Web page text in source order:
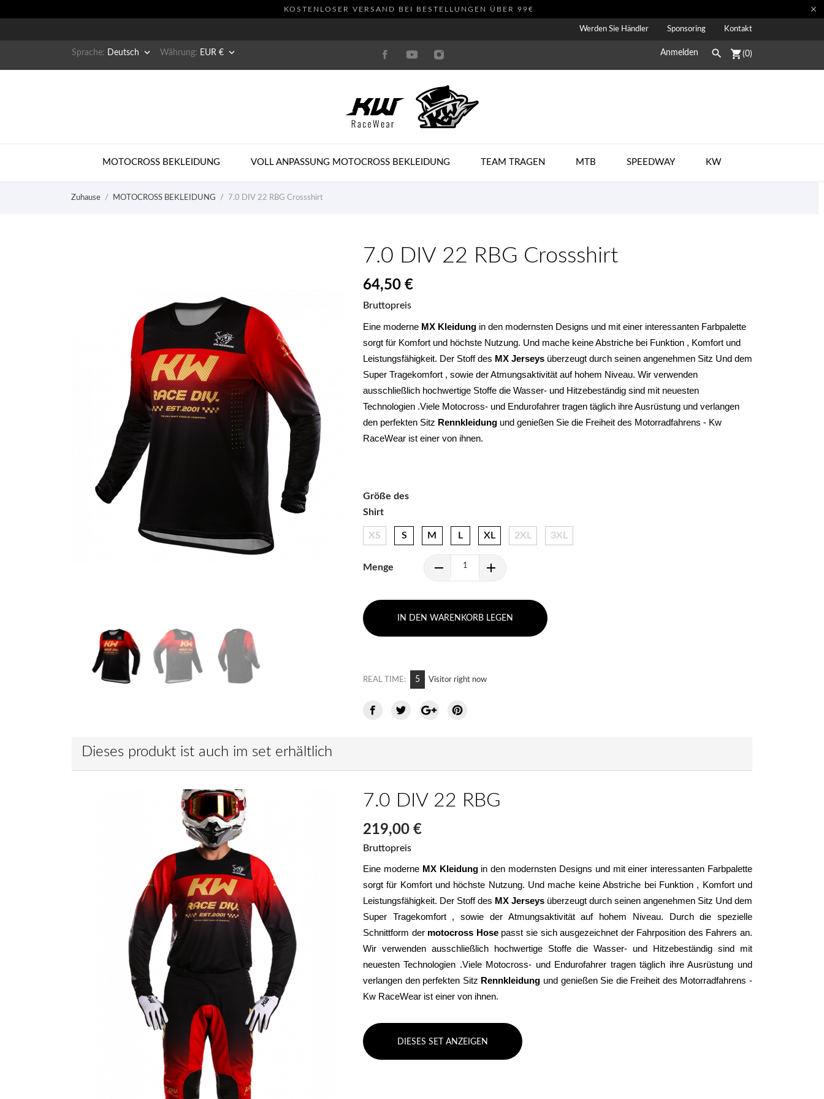
KOSTENLOSER VERSAND BEI BESTELLUNGEN ÜBER 99€ 
Werden Sie Händler Sponsoring Kontakt
Sprache: Deutsch  Währung: EUR €  Anmelden  shopping_cart(0)
MOTOCROSS BEKLEIDUNG VOLL ANPASSUNG MOTOCROSS BEKLEIDUNG TEAM TRAGEN MTB SPEEDWAY KW
Zuhause MOTOCROSS BEKLEIDUNG 7.0 DIV 22 RBG Crossshirt
7.0 DIV 22 RBG Crossshirt
64,50 €
Bruttopreis
Eine moderne MX Kleidung in den modernsten Designs und mit einer interessanten Farbpalette
sorgt für Komfort und höchste Nutzung. Und mache keine Abstriche bei Funktion , Komfort und
Leistungsfähigkeit. Der Stoff des MX Jerseys überzeugt durch seinen angenehmen Sitz Und dem
Super Tragekomfort , sowie der Atmungsaktivität auf hohem Niveau. Wir verwenden
ausschließlich hochwertige Stoffe die Wasser- und Hitzebeständig sind mit neuesten
Technologien .Viele Motocross- und Endurofahrer tragen täglich ihre Ausrüstung und verlangen
den perfekten Sitz Rennkleidung und genießen Sie die Freiheit des Motorradfahrens - Kw
RaceWear ist einer von ihnen.
Größe des
Shirt
XS S M L XL 2XL 3XL
Menge
IN DEN WARENKORB LEGEN
REAL TIME: 10 Visitor right now
Dieses produkt ist auch im set erhältlich
7.0 DIV 22 RBG
219,00 €
Bruttopreis
Eine moderne MX Kleidung in den modernsten Designs und mit einer interessanten Farbpalette
sorgt für Komfort und höchste Nutzung. Und mache keine Abstriche bei Funktion , Komfort und
Leistungsfähigkeit. Der Stoff des MX Jerseys überzeugt durch seinen angenehmen Sitz Und dem
Super Tragekomfort , sowie der Atmungsaktivität auf hohem Niveau. Durch die spezielle
Schnittform der motocross Hose passt sie sich ausgezeichnet der Fahrposition des Fahrers an.
Wir verwenden ausschließlich hochwertige Stoffe die Wasser- und Hitzebeständig sind mit
neuesten Technologien .Viele Motocross- und Endurofahrer tragen täglich ihre Ausrüstung und
verlangen den perfekten Sitz Rennkleidung und genießen Sie die Freiheit des Motorradfahrens -
Kw RaceWear ist einer von ihnen.
DIESES SET ANZEIGEN